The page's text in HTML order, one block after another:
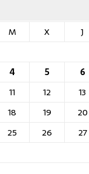
M X J
4 5 6
11 12 13
18 19 20
25 26 27